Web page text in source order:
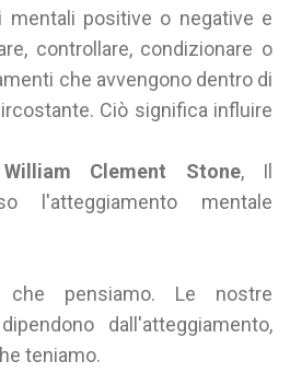
mentali positive o negative e
controllare, condizionare o
che avvengono dentro di
Ciò significa influire
Clement Stone, Il
l'atteggiamento mentale
pensiamo. Le nostre
dall'atteggiamento,
teniamo.